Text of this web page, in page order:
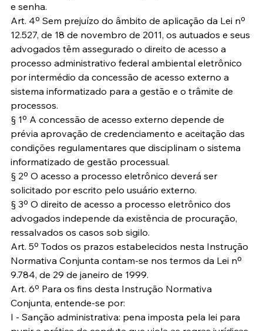
e senha.
Art. 4º Sem prejuízo do âmbito de aplicação da Lei nº
12.527, de 18 de novembro de 2011, os autuados e seus
advogados têm assegurado o direito de acesso a
processo administrativo federal ambiental eletrônico
por intermédio da concessão de acesso externo a
sistema informatizado para a gestão e o trâmite de
processos.
§ 1º A concessão de acesso externo depende de
prévia aprovação de credenciamento e aceitação das
condições regulamentares que disciplinam o sistema
informatizado de gestão processual.
§ 2º O acesso a processo eletrônico deverá ser
solicitado por escrito pelo usuário externo.
§ 3º O direito de acesso a processo eletrônico dos
advogados independe da existência de procuração,
ressalvados os casos sob sigilo.
Art. 5º Todos os prazos estabelecidos nesta Instrução
Normativa Conjunta contam-se nos termos da Lei nº
9.784, de 29 de janeiro de 1999.
Art. 6º Para os fins desta Instrução Normativa
Conjunta, entende-se por:
I - Sanção administrativa: pena imposta pela lei para